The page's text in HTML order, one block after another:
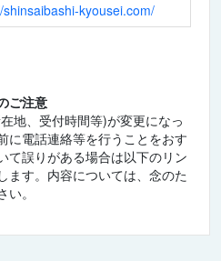
shinsaibashi-kyousei.com/
ご注意
地、受付時間等)が変更になっ
に電話連絡等を行うことをおす
て誤りがある場合は以下のリン
ます。内容については、念のた
。